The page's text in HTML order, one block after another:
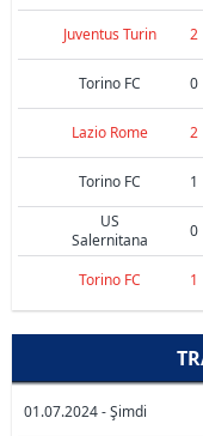
Juventus Turin 2
Torino FC 0
Lazio Rome 2
Torino FC 1
US
Salernitana
0
Torino FC 1
01.07.2024 - Şimdi